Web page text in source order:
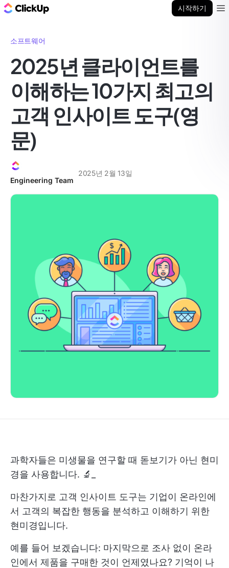
시작하기
소프트웨어
2025년 클라이언트를
이해하는 10가지 최고의
고객 인사이트 도구(영
문)
Engineering Team
2025년 2월 13일
과학자들은 미생물을 연구할 때 돋보기가 아닌 현미
경을 사용합니다. 🔬_
마찬가지로 고객 인사이트 도구는 기업이 온라인에
서 고객의 복잡한 행동을 분석하고 이해하기 위한
현미경입니다.
예를 들어 보겠습니다: 마지막으로 조사 없이 온라
인에서 제품을 구매한 것이 언제였나요? 기억이 나